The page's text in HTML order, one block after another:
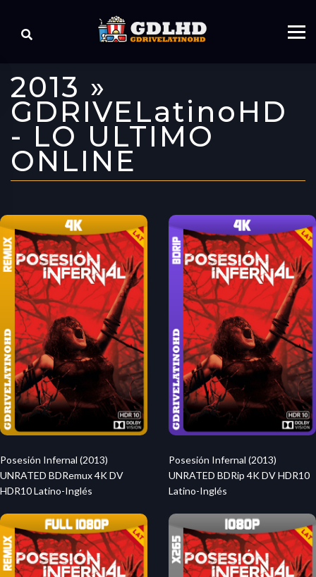
2013 »
GDRIVELatinoHD
- LO ULTIMO
ONLINE
Posesión Infernal (2013)
UNRATED BDRemux 4K DV
HDR10 Latino-Inglés
Posesión Infernal (2013)
UNRATED BDRip 4K DV HDR10
Latino-Inglés